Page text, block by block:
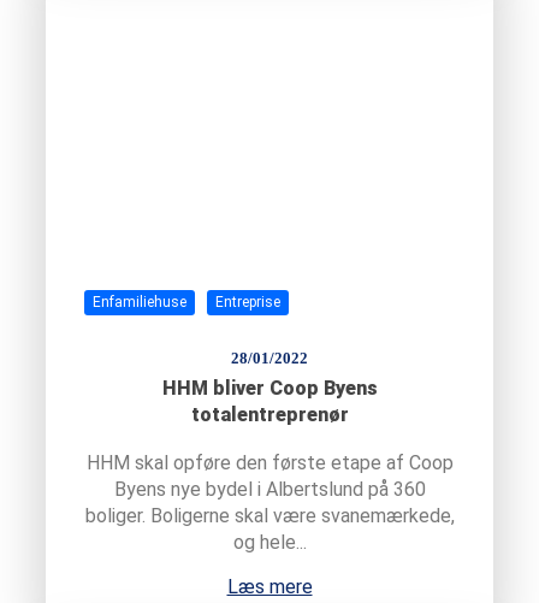
Enfamiliehuse Entreprise
28/01/2022
HHM bliver Coop Byens
totalentreprenør
HHM skal opføre den første etape af Coop
Byens nye bydel i Albertslund på 360
boliger. Boligerne skal være svanemærkede,
og hele...
Læs mere